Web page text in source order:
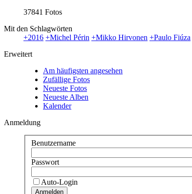
37841 Fotos
Mit den Schlagwörten
+2016 +Michel Périn +Mikko Hirvonen +Paulo Fiúza
Erweitert
Am häufigsten angesehen
Zufällige Fotos
Neueste Fotos
Neueste Alben
Kalender
Anmeldung
Benutzername
Passwort
Auto-Login